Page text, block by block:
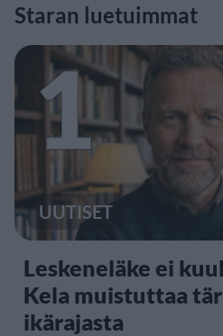
Staran luetuimmat
1
UUTISET
Leskeneläke ei
Kela muistuttaa
ikärajasta